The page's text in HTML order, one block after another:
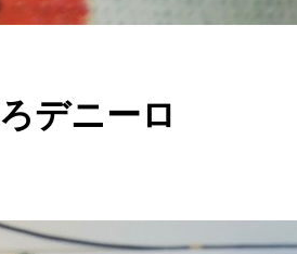
デニーロ